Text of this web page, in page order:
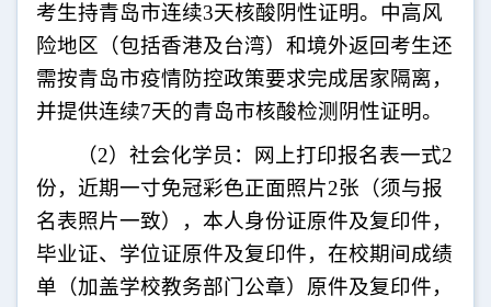
考生持青岛市连续3天核酸阴性证明。中高风
险地区（包括香港及台湾）和境外返回考生还
需按青岛市疫情防控政策要求完成居家隔离，
并提供连续7天的青岛市核酸检测阴性证明。
（2）社会化学员：网上打印报名表一式2
份，近期一寸免冠彩色正面照片2张（须与报
名表照片一致），本人身份证原件及复印件，
毕业证、学位证原件及复印件，在校期间成绩
单（加盖学校教务部门公章）原件及复印件，